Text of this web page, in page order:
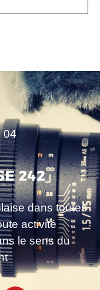
04
dans toutes
activité
le sens du